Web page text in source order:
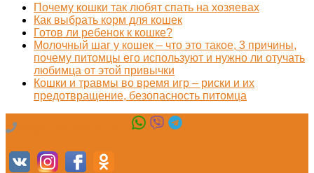
Почему кошки так любят спать на хозяевах
Как выбрать корм для кошек
Готов ли ребенок к кошке?
Молочный шаг у кошек – что это такое, 3 причины,
почему питомцы его используют и нужно ли отучать
любимца от этой привычки
Кошки и травмы во время игр – риски и их
предотвращение, безопасность питомца